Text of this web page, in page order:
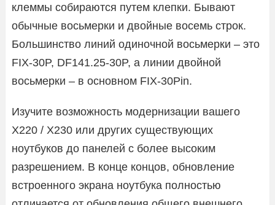
клеммы собираются путем клепки. Бывают
обычные восьмерки и двойные восемь строк.
Большинство линий одиночной восьмерки – это
FIX-30P, DF141.25-30P, а линии двойной
восьмерки – в основном FIX-30Pin.
Изучите возможность модернизации вашего
X220 / X230 или других существующих
ноутбуков до панелей с более высоким
разрешением. В конце концов, обновление
встроенного экрана ноутбука полностью